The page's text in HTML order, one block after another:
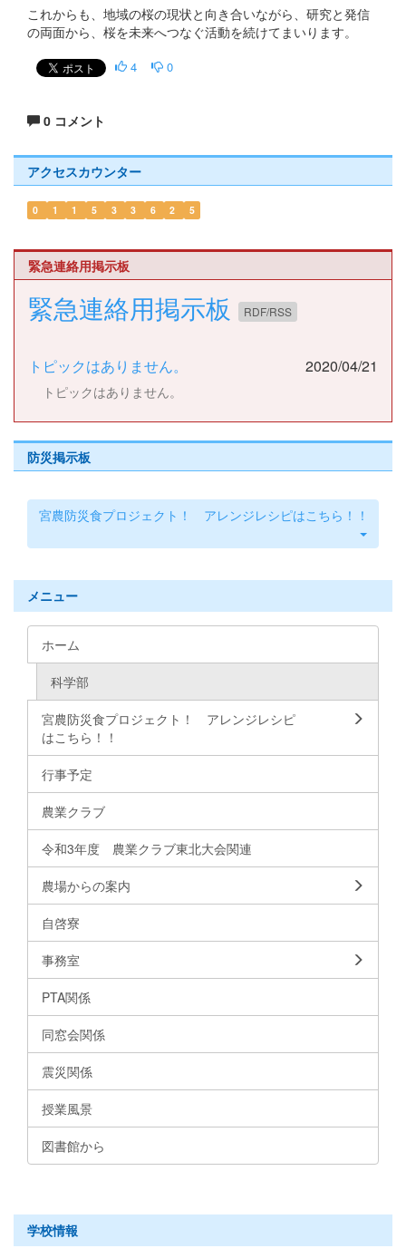
これからも、地域の桜の現状と向き合いながら、研究と発信
の両面から、桜を未来へつなぐ活動を続けてまいります。
4 0
0 コメント
アクセスカウンター
0 1 1 5 3 3 6 2 5
緊急連絡用掲示板
緊急連絡用掲示板 RDF/RSS
トピックはありません。 2020/04/21
トピックはありません。
防災掲示板
宮農防災食プロジェクト！ アレンジレシピはこちら！！
メニュー
ホーム
科学部
宮農防災食プロジェクト！ アレンジレシピ
はこちら！！
行事予定
農業クラブ
令和3年度 農業クラブ東北大会関連
農場からの案内
自啓寮
事務室
PTA関係
同窓会関係
震災関係
授業風景
図書館から
学校情報